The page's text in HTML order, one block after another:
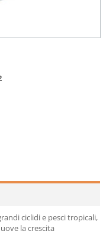
ciclidi e pesci tropicali,
la crescita